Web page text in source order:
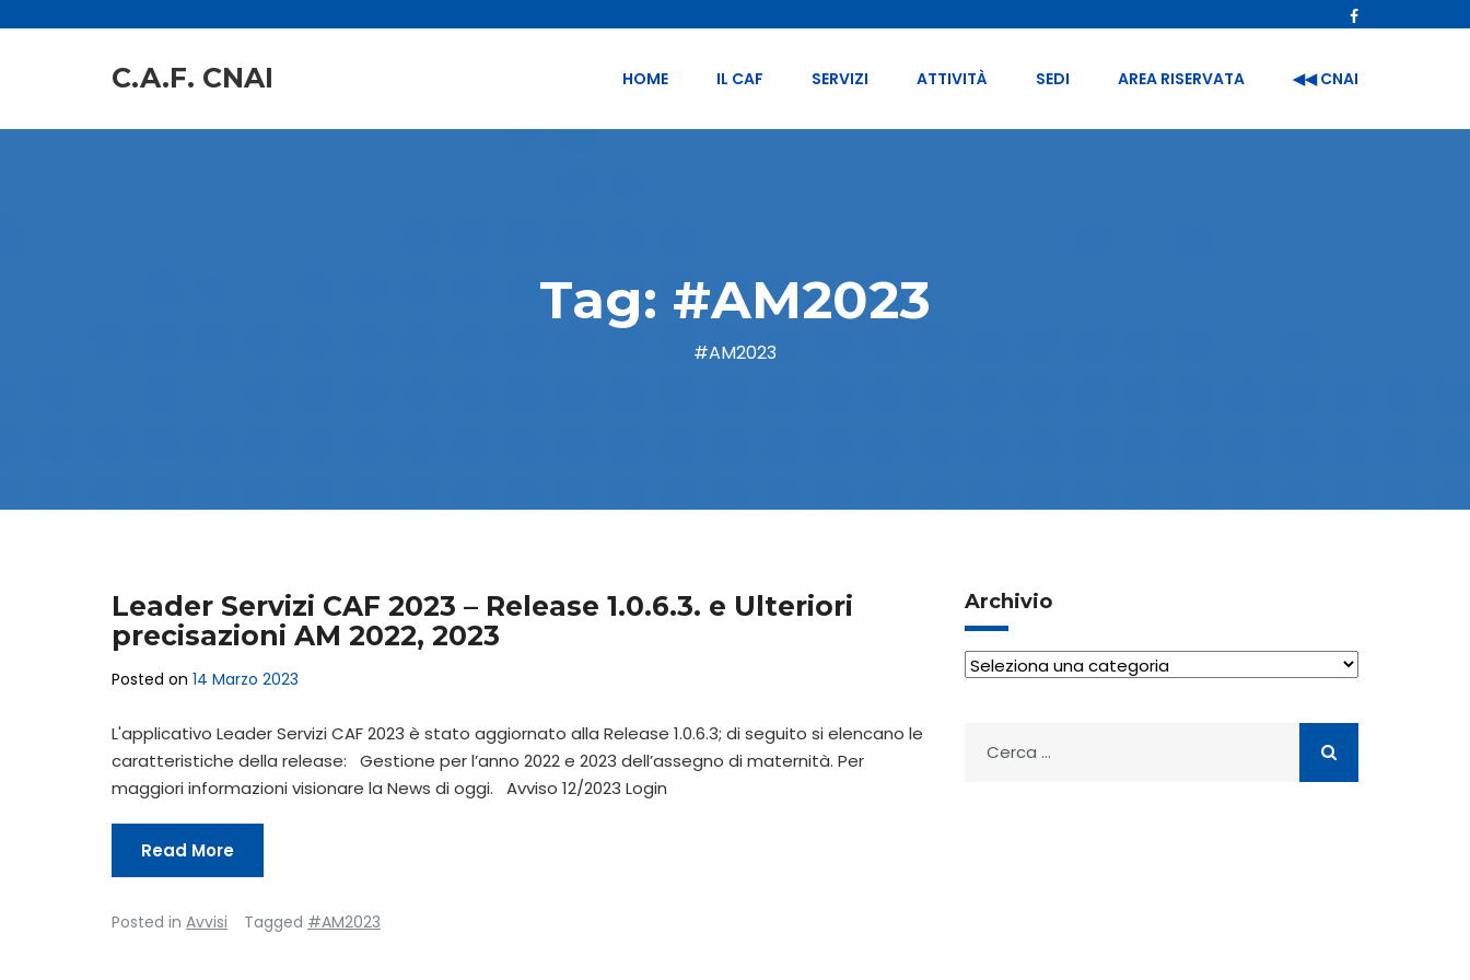
C.A.F. CNAI HOME IL CAF SERVIZI ATTIVITÀ SEDI AREA RISERVATA ◀︎◀︎ CNAI
Tag: #AM2023
#AM2023
Leader Servizi CAF 2023 – Release 1.0.6.3. e Ulteriori
precisazioni AM 2022, 2023
Posted on 14 Marzo 2023
L'applicativo Leader Servizi CAF 2023 è stato aggiornato alla Release 1.0.6.3; di seguito si elencano le
caratteristiche della release: Gestione per l’anno 2022 e 2023 dell’assegno di maternità. Per
maggiori informazioni visionare la News di oggi. Avviso 12/2023 Login
Read More
Posted in Avvisi Tagged #AM2023
Archivio
Archivio
per: